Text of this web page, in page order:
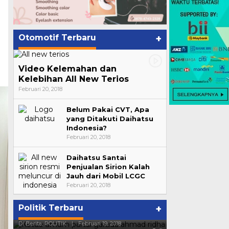
Otomotif Terbaru +
Video Kelemahan dan
Kelebihan All New Terios
Februari 20, 2018
Belum Pakai CVT, Apa
yang Ditakuti Daihatsu
Indonesia?
Februari 20, 2018
Daihatsu Santai
Penjualan Sirion Kalah
Jauh dari Mobil LCGC
Februari 20, 2018
Politik Terbaru +
Strategi PPP Menangkan Duet
Ganjar dan Gus Yasin
Di Berita, POLITIK | Februari 19, 2018